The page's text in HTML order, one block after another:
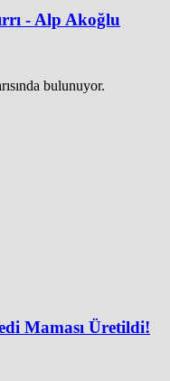
- Alp Akoğlu
bulunuyor.
Maması Üretildi!